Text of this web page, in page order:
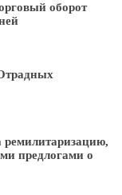
оборот
предлогами о